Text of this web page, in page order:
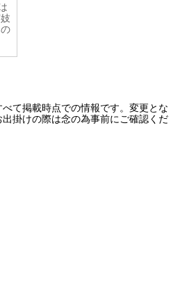
て掲載時点での情報です。変更とな
掛けの際は念の為事前にご確認くだ